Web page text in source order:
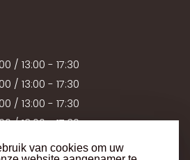
van cookies om uw
/ 13:00 - 17:30
/ 13:00 - 17:30
/ 13:00 - 17:30
/ 13:00 - 17:30
/ 13:00 - 17:30